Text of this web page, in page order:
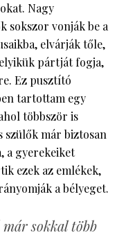
Nagy
sokszor vonják be a
elvárják tőle,
pártját fogja,
Ez pusztító
tartottam egy
többször is
szülők már biztosan
a gyerekeiket
ezek az emlékek,
a bélyeget.
sokkal több